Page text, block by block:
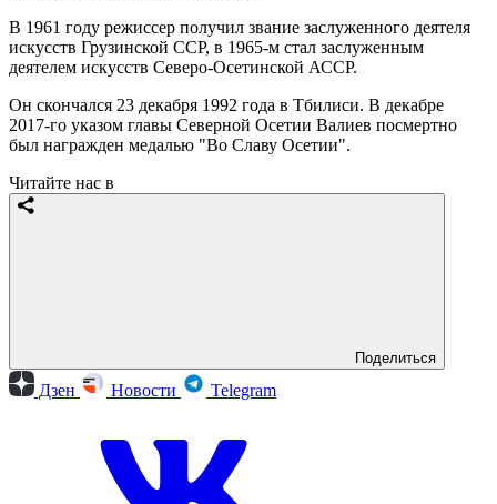
В 1961 году режиссер получил звание заслуженного деятеля
искусств Грузинской ССР, в 1965-м стал заслуженным
деятелем искусств Северо-Осетинской АССР.
Он скончался 23 декабря 1992 года в Тбилиси. В декабре
2017-го указом главы Северной Осетии Валиев посмертно
был награжден медалью "Во Славу Осетии".
Читайте нас в
Поделиться
Дзен Новости Telegram